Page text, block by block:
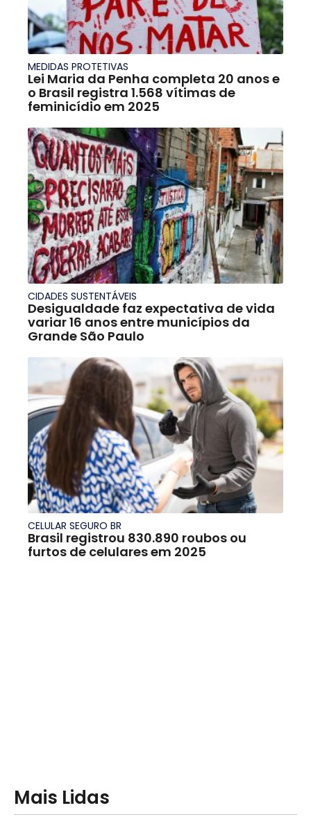
MEDIDAS PROTETIVAS
Lei Maria da Penha completa 20 anos e
o Brasil registra 1.568 vítimas de
feminicídio em 2025
CIDADES SUSTENTÁVEIS
Desigualdade faz expectativa de vida
variar 16 anos entre municípios da
Grande São Paulo
CELULAR SEGURO BR
Brasil registrou 830.890 roubos ou
furtos de celulares em 2025
Mais Lidas